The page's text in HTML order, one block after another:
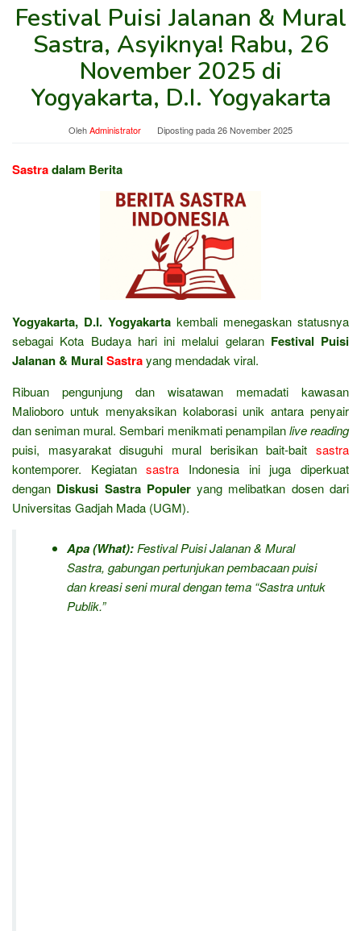
Festival Puisi Jalanan & Mural
Sastra, Asyiknya! Rabu, 26
November 2025 di
Yogyakarta, D.I. Yogyakarta
OlehAdministrator Diposting pada26 November 2025
Sastradalam Berita
Yogyakarta, D.I. Yogyakarta kembali menegaskan statusnya
sebagai Kota Budaya hari ini melalui gelaran Festival Puisi
Jalanan & Mural Sastrayang mendadak viral.
Ribuan pengunjung dan wisatawan memadati kawasan
Malioboro untuk menyaksikan kolaborasi unik antara penyair
dan seniman mural. Sembari menikmati penampilanlive reading
puisi, masyarakat disuguhi mural berisikan bait-bait sastra
kontemporer. Kegiatansastra Indonesia ini juga diperkuat
dengan Diskusi Sastra Populeryang melibatkan dosen dari
Universitas Gadjah Mada (UGM).
Apa (What): Festival Puisi Jalanan & Mural
Sastra, gabungan pertunjukan pembacaan puisi
dan kreasi seni mural dengan tema “Sastra untuk
Publik.”